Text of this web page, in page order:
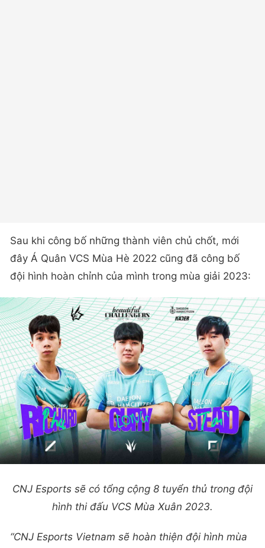
Sau khi công bố những thành viên chủ chốt, mới
đây Á Quân VCS Mùa Hè 2022 cũng đã công bố
đội hình hoàn chỉnh của mình trong mùa giải 2023:
CNJ Esports sẽ có tổng cộng 8 tuyển thủ trong đội
hình thi đấu VCS Mùa Xuân 2023.
“CNJ Esports Vietnam sẽ hoàn thiện đội hình mùa